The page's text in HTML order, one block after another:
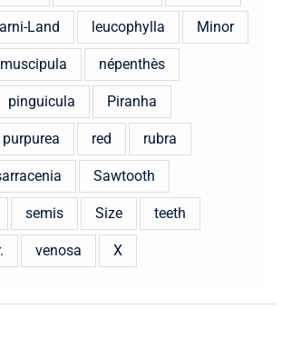
Land leucophylla Minor
muscipula népenthès
pinguicula Piranha
purpurea red rubra
Sawtooth
semis Size teeth
venosa X